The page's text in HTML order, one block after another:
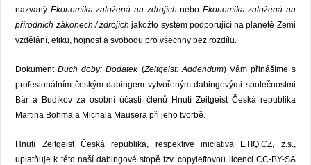
nazvaný Ekonomika založená na zdrojích nebo Ekonomika založená na
přírodních zákonech / zdrojích jakožto systém podporující na planetě Zemi
vzdělání, etiku, hojnost a svobodu pro všechny bez rozdílu.
DokumentDuch doby: Dodatek(Zeitgeist: Addendum) Vám přinášíme s
profesionálním českým dabingem vytvořeným dabingovými společnostmi
Bär a Budíkov za osobní účasti členů Hnutí Zeitgeist Česká republika
Martina Böhma a Michala Mausera při jeho tvorbě.
Hnutí Zeitgeist Česká republika, respektive iniciativa ETIQ.CZ, z.s.,
uplatňuje k této naší dabingové stopě tzv. copyleftovou licenci CC-BY-SA